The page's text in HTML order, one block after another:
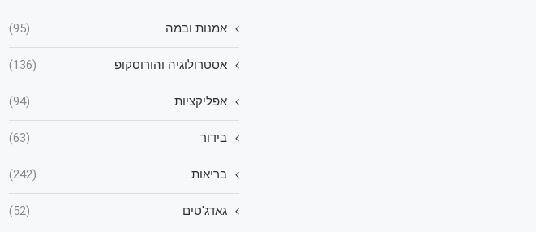
אמנות ובמה (95)
אסטרולוגיה והורוסקופ (136)
אפליקציות (94)
בידור (63)
בריאות (242)
גאדג'טים (52)